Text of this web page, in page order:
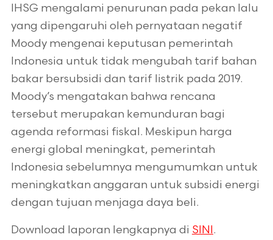
IHSG mengalami penurunan pada pekan lalu
yang dipengaruhi oleh pernyataan negatif
Moody mengenai keputusan pemerintah
Indonesia untuk tidak mengubah tarif bahan
bakar bersubsidi dan tarif listrik pada 2019.
Moody’s mengatakan bahwa rencana
tersebut merupakan kemunduran bagi
agenda reformasi fiskal. Meskipun harga
energi global meningkat, pemerintah
Indonesia sebelumnya mengumumkan untuk
meningkatkan anggaran untuk subsidi energi
dengan tujuan menjaga daya beli.
Download laporan lengkapnya di SINI .